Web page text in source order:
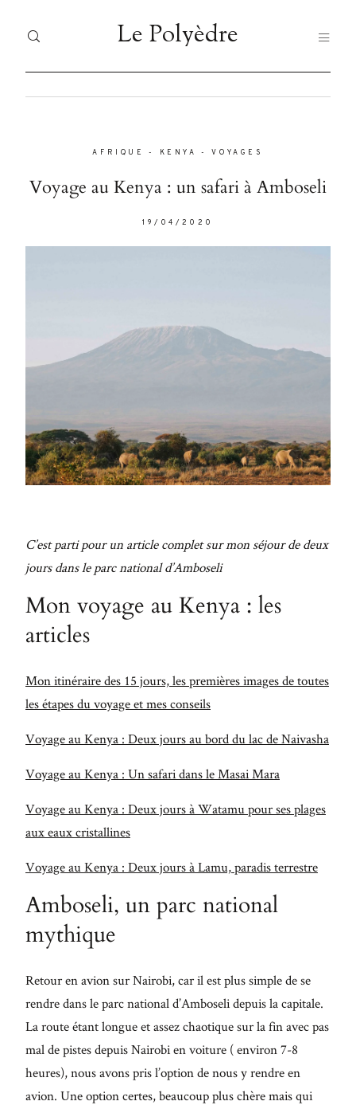
Le Polyèdre
AFRIQUE - KENYA -VOYAGES
Voyage au Kenya : un safari à Amboseli
19/04/2020
C’est parti pour un article complet sur mon séjour de deux
jours dans le parc national d’Amboseli
Mon voyage au Kenya : les
articles
Mon itinéraire des 15 jours, les premières images de toutes
les étapes du voyage et mes conseils
Voyage au Kenya : Deux jours au bord du lac de Naivasha
Voyage au Kenya : Un safari dans le Masai Mara
Voyage au Kenya : Deux jours à Watamu pour ses plages
aux eaux cristallines
Voyage au Kenya : Deux jours à Lamu, paradis terrestre
Amboseli, un parc national
mythique
Retour en avion sur Nairobi, car il est plus simple de se
rendre dans le parc national d’Amboseli depuis la capitale.
La route étant longue et assez chaotique sur la fin avec pas
mal de pistes depuis Nairobi en voiture ( environ 7-8
heures), nous avons pris l’option de nous y rendre en
avion. Une option certes, beaucoup plus chère mais qui
Le Polyèdre
Tristique
Nullam
ornare vel
bibendum
nulla sed
consectetur.
bibendum
nulla sed
consectetur.
Maecenas
mollis
faucibus
mollis
Etiam
porta sem
malesuada
mollis
euismod.
VOYAGES
À PROPOS